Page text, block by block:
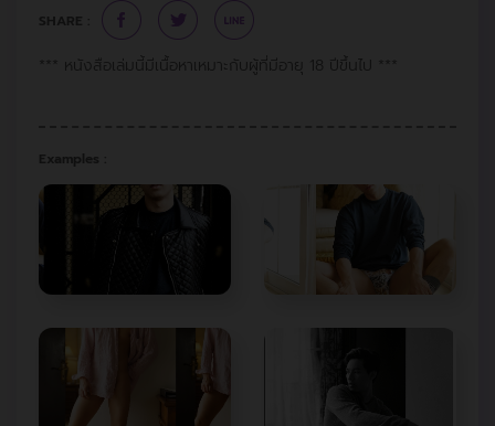
SHARE :
*** หนังสือเล่มนี้มีเนื้อหาเหมาะกับผู้ที่มีอายุ 18 ปีขึ้นไป ***
Examples :